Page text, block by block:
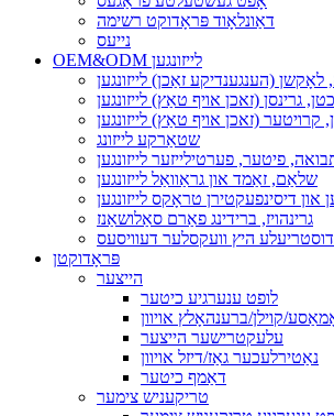
דאַונלאָוד פּראָדוקט רשימה
נייעס
OEM&ODM לייזונגען
(הענגענדיקע זאַכן) לייזונגען
גרינסן (זאכן אויף טאַץ) לייזונגען
קרויטער (זאכן אויף טאַץ) לייזונגען
שטאַרקע לייזונג
פיטער, פערטילייזער לייזונגען
שלאַם, זאַמד און גראַוואַל לייזונגען
און דיסינפעקטירן טראָקס לייזונגען
גרינהויז, ברידינג פאַרם סאַלושאַנז
היץ וועקסלער דעוויסעס
פּראָדוקטן
הייצער
לופט ענערגיע כיטער
קוילן/ברענהאָלץ אויוון
עלעקטרישער הייצער
נאַטירלעכער גאַז/דיזל אויוון
דאַמף כיטער
טריקעניש צימער